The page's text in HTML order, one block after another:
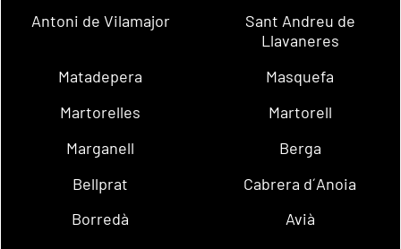
Antoni de Vilamajor
Sant Andreu de
Llavaneres
Matadepera
Masquefa
Martorelles
Martorell
Marganell
Berga
Bellprat
Cabrera d´Anoia
Borredà
Avià